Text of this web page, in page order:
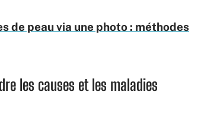
de peau via une photo : méthodes
les causes et les maladies